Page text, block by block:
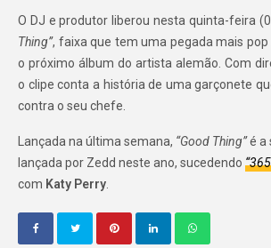
O DJ e produtor liberou nesta quinta-feira
Thing”, faixa que tem uma pegada mais
o próximo álbum do artista alemão. Com
o clipe conta a história de uma garçonete
contra o seu chefe.
Lançada na última semana, “Good Thing”é a
lançada por Zedd neste ano, sucedendo
com Katy Perry.